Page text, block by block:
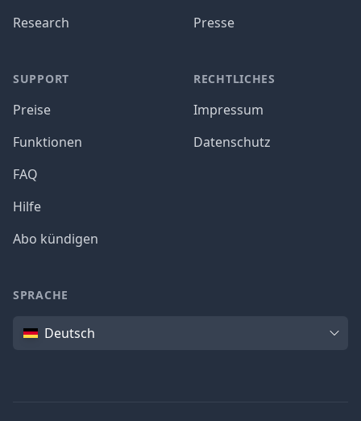
Research
SUPPORT
Preise
Funktionen
FAQ
Hilfe
Abo kündigen
Presse
RECHTLICHES
Impressum
Datenschutz
SPRACHE
SpracheDeutsch